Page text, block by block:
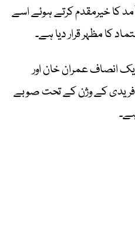
کا خیرمقدم کرتے ہوئے اسے
کا مظہر قرار دیا ہے۔
انصاف عمران خان اور
آفریدی کے وژن کے تحت صوبے